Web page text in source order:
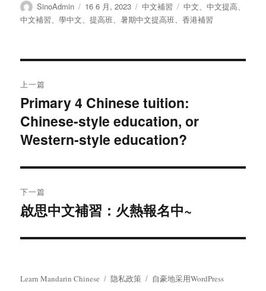
作
者
SinoAdmin
发
布
16 6 月, 2023
分
类
中文補習
标
签
中文、中文提高、
中文補習、學中文、提高班、暑期中文提高班、香港補習
章
导
航
上一篇
上
篇
文
Primary 4 Chinese tuition:
Chinese-style education, or
Western-style education?
下一篇
下
文
啟思中文補習：火熱報名中~
Learn Mandarin Chinese 隐私政策 自豪地采用WordPress